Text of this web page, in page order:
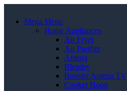
Mega Menu
Home Appliances
Air Fryer
Air Purifier
Antena
Blender
Booster Antena TV
Cooker Hood